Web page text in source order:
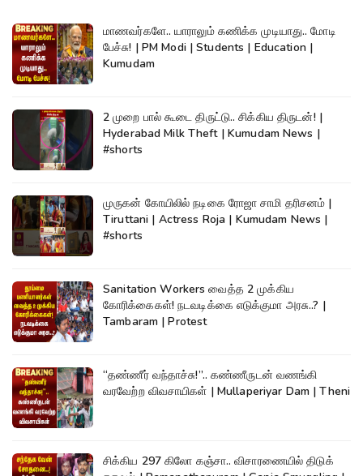
மாணவர்களே.. யாராலும் கணிக்க முடியாது.. மோடி
பேச்சு! | PM Modi | Students | Education |
Kumudam
2 முறை பால் கூடை திருட்டு.. சிக்கிய திருடன்! |
Hyderabad Milk Theft | Kumudam News |
#shorts
முருகன் கோயிலில் நடிகை ரோஜா சாமி தரிசனம் |
Tiruttani | Actress Roja | Kumudam News |
#shorts
Sanitation Workers வைத்த 2 முக்கிய
கோரிக்கைகள்! நடவடிக்கை எடுக்குமா அரசு..? |
Tambaram | Protest
“தண்ணீர் வந்தாச்சு!”.. கண்ணீருடன் வணங்கி
வரவேற்ற விவசாயிகள் | Mullaperiyar Dam | Theni
சிக்கிய 297 கிலோ கஞ்சா.. விசாரணையில் திடுக்